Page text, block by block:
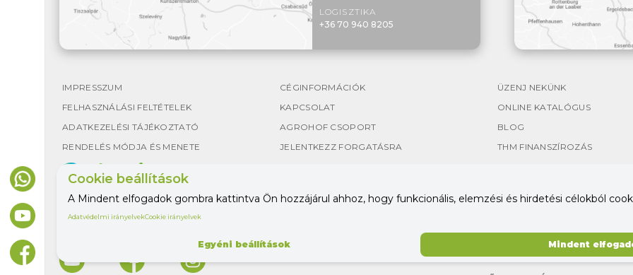
LOGISZTIKA
+36 70 940 8205
IMPRESSZUM CÉGINFORMÁCIÓK ÜZENJ NEKÜNK
FELHASZNÁLÁSI FELTÉTELEK
KAPCSOLAT ONLINE KATALÓGUS
ADATKEZELÉSI TÁJÉKOZTATÓ
AGROHOF CSOPORT BLOG
RENDELÉS MÓDJA ÉS MENETE
JELENTKEZZ FORGATÁSRA THM FINANSZÍROZÁS
Cookie beállítások
A Mindent elfogadok gombra kattintva Ön hozzájárul ahhoz, hogy funkcionális, elemzési és hirdetési célokból
Adatvédelmi irányelvekCookie irányelvek
Egyéni beállítások Mindent